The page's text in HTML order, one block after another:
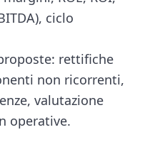
ciclo
rettifiche
non ricorrenti,
valutazione
operative.